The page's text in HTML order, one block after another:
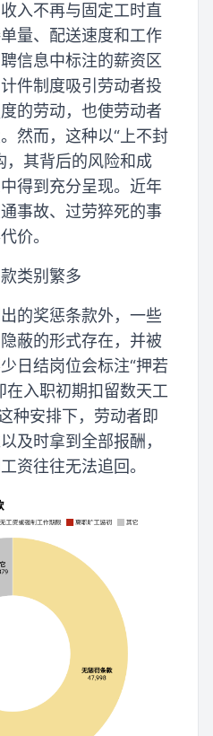
入不再与固定工时直
量、配送速度和工作
信息中标注的薪资区
件制度吸引劳动者投
的劳动，也使劳动者
然而，这种以“上不封
，其背后的风险和成
得到充分呈现。近年
事故、过劳猝死的事
价。
类别繁多
的奖惩条款外，一些
蔽的形式存在，并被
日结岗位会标注“押若
在入职初期扣留数天工
种安排下，劳动者即
及时拿到全部报酬，
资往往无法追回。